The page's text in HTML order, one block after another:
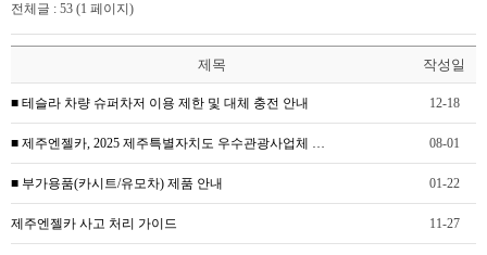
전체글 : 53 (1 페이지)
제목 작성일
■ 테슬라 차량 슈퍼차저 이용 제한 및 대체 충전 안내 12-18
■ 제주엔젤카, 2025 제주특별자치도 우수관광사업체 … 08-01
■ 부가용품(카시트/유모차) 제품 안내 01-22
제주엔젤카 사고 처리 가이드 11-27